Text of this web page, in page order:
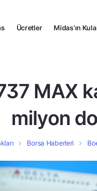
Ücretler Midas’ın
MAX
milyon
Borsa Haberleri